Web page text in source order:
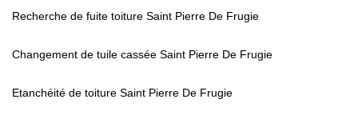
Recherche de fuite toiture Saint Pierre De Frugie
Changement de tuile cassée Saint Pierre De Frugie
Etanchéité de toiture Saint Pierre De Frugie